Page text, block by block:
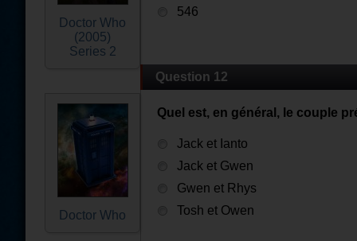
Doctor Who
(2005)
Series 2
Doctor Who
546
Question 12
Quel est, en général, le couple
Jack et Ianto
Jack et Gwen
Gwen et Rhys
Tosh et Owen